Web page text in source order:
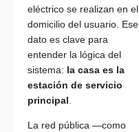
eléctrico se realizan en el
domicilio del usuario. Ese
dato es clave para
entender la lógica del
sistema: la casa es la
estación de servicio
principal
La red pública —como